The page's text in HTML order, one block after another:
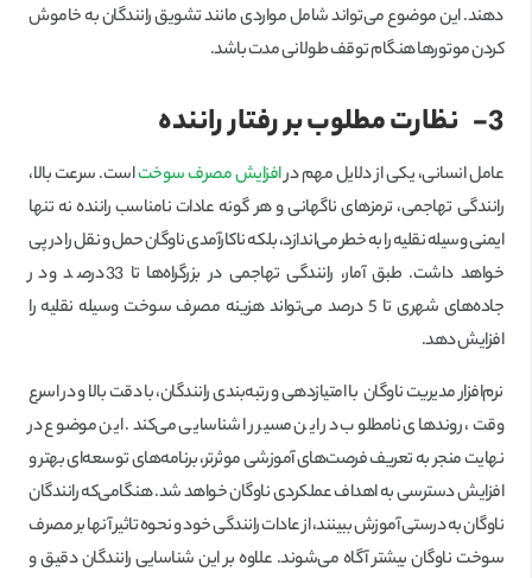
دهند. این موضوع می‌تواند شامل مواردی مانند تشویق رانندگان به خاموش
کردن موتورها هنگام توقف طولانی مدت باشد.
3- نظارت مطلوب بر رفتار راننده
عامل انسانی، یکی از دلایل مهم درافزایش مصرف سوختاست. سرعت بالا،
رانندگی تهاجمی، ترمزهای ناگهانی و هر گونه عادات نامناسب راننده نه تنها
ایمنی وسیله نقلیه را به خطر می‌اندازد، بلکه ناکارآمدی ناوگان حمل و نقل را در پی
خواهد داشت. طبق آمار، رانندگی تهاجمی در بزرگراه‌ها تا 33 درصد و در
جاده‌های شهری تا 5 درصد می‌تواند هزینه مصرف سوخت وسیله نقلیه را
افزایش دهد.
نرم‌افزار مدیریت ناوگان با امتیازدهی و رتبه‌بندی رانندگان، با دقت بالا و در اسرع
وقت، روندهای نامطلوب در این مسیر را شناسایی می‌کند. این موضوع در
نهایت منجر به تعریف فرصت‌های آموزشی موثرتر، برنامه‌های توسعه‌ای بهتر و
افزایش دسترسی به اهداف عملکردی ناوگان خواهد شد. هنگامی‌که رانندگان
ناوگان به درستی آموزش ببینند، از عادات رانندگی خود و نحوه تاثیر آنها بر مصرف
سوخت ناوگان بیشتر آگاه می‌شوند. علاوه بر این شناسایی رانندگان دقیق و